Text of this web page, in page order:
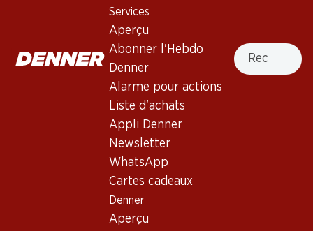
Services
Aperçu
Abonner l'Hebdo
Denner
Alarme pour actions
Liste d'achats
Appli Denner
Newsletter
WhatsApp
Cartes cadeaux
Denner
Aperçu
Recherche
Bon à savoir
Vin blanc_old